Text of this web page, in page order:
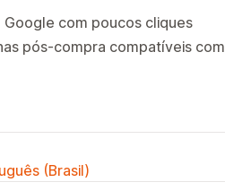
com poucos cliques
pós-compra compatíveis com
(Brasil)